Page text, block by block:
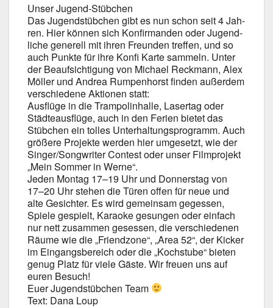
Unser Jugend-Stübchen
Das Jugend­stüb­chen gibt es nun schon seit 4 Jah­
ren. Hier kön­nen sich Kon­fir­man­den oder Jugend­
li­che gene­rell mit ihren Freun­den tref­fen, und so
auch Punk­te für ihre Kon­fi Kar­te sam­meln. Unter
der Beauf­sich­ti­gung von Micha­el Reck­mann, Alex
Möl­ler und Andrea Rum­pen­horst fin­den außer­dem
ver­schie­de­ne Aktio­nen statt:
Aus­flü­ge in die Tram­po­lin­hal­le, Laser­tag oder
Städ­te­aus­flü­ge, auch in den Feri­en bie­tet das
Stüb­chen ein tol­les Unter­hal­tungs­pro­gramm. Auch
grö­ße­re Pro­jek­te wer­den hier umge­setzt, wie der
Singer/Songwriter Con­test oder unser Film­pro­jekt
„Mein Som­mer in Wer­ne“.
Jeden Mon­tag 17–19 Uhr und Don­ners­tag von
17–20 Uhr ste­hen die Türen offen für neue und
alte Gesich­ter. Es wird gemein­sam geges­sen,
Spie­le gespielt, Karao­ke gesun­gen oder ein­fach
nur nett zusam­men geses­sen, die ver­schie­de­nen
Räu­me wie die „Fri­end­zo­ne“, „Area 52“, der Kicker
im Ein­gangs­be­reich oder die „Kochstu­be“ bie­ten
genug Platz für vie­le Gäs­te. Wir freu­en uns auf
euren Besuch!
Euer Jugend­stüb­chen Team
Text: Dana Loup